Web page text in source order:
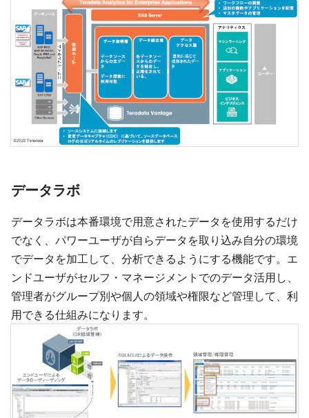
データラボ
データラボは本番環境で用意されたデータを使用するだけ
でなく、パワーユーザが自らデータを取り込み自分の環境
でデータを加工して、分析できるようにする機能です。エ
ンドユーザがセルフ・マネージメントでのデータ活用し、
管理者がグループ別や個人の領域や権限など管理して、利
用できる仕組みになります。